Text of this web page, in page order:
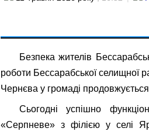
Безпека жителів
роботи Бессарабської селищної
Чернєва у громаді
Сьогодні успішно
«Серпневе» з філією у селі